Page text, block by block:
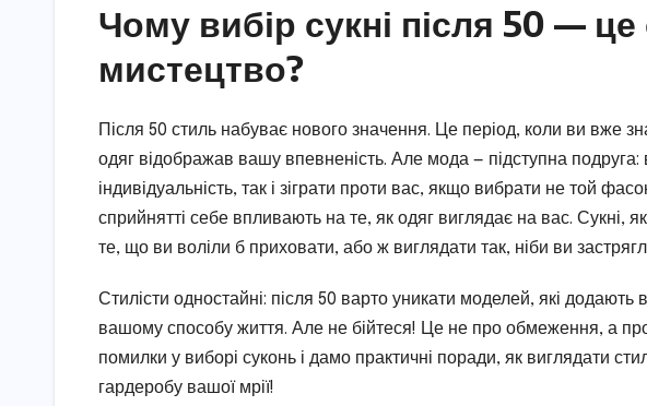
Чому вибір сукні після 50 —
мистецтво?
Після 50 стиль набуває нового значення. Це період, коли ви вже
одяг відображав вашу впевненість. Але мода — підступна
індивідуальність, так і зіграти проти вас, якщо вибрати не той
сприйнятті себе впливають на те, як одяг виглядає на вас. Сукні,
те, що ви воліли б приховати, або ж виглядати так, ніби ви
Стилісти одностайні: після 50 варто уникати моделей, які додають
вашому способу життя. Але не бійтеся! Це не про обмеження, а
помилки у виборі суконь і дамо практичні поради, як виглядати
гардеробу вашої мрії!